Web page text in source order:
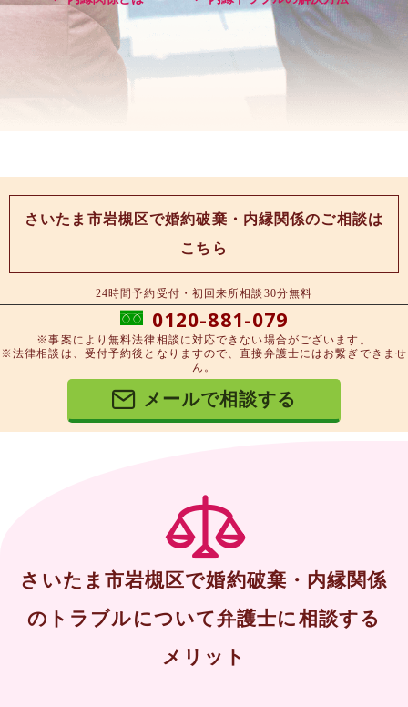
さいたま市岩槻区で婚約破棄・内縁関係のご相談は
こちら
24時間予約受付・初回来所相談30分無料
0120-881-079
※事案により無料法律相談に対応できない場合がございます。
※法律相談は、受付予約後となりますので、直接弁護士にはお繋ぎできませ
ん。
メールで相談する
さいたま市岩槻区で婚約破棄・内縁関係
のトラブルについて弁護士に相談する
メリット